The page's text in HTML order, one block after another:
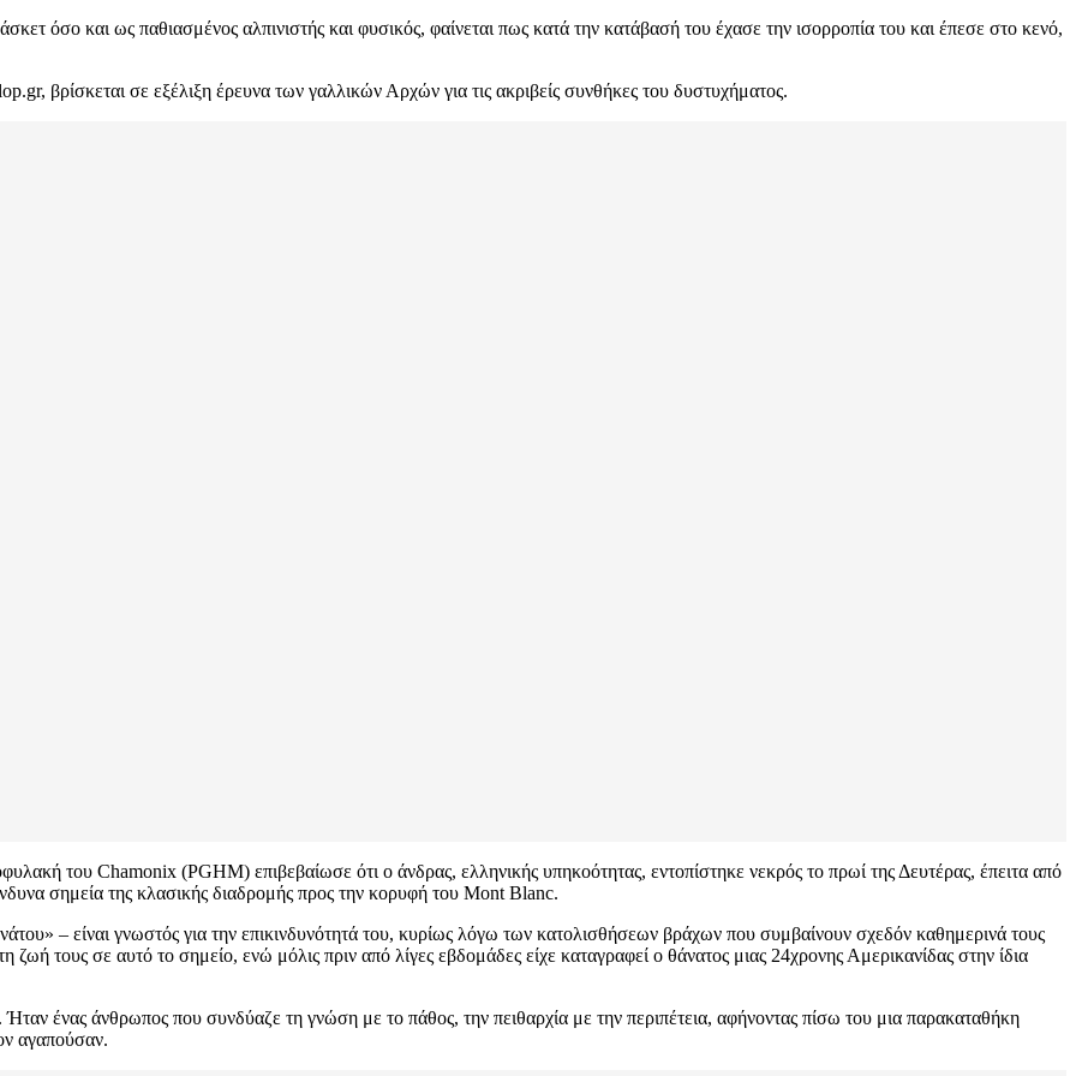
όσο και ως παθιασμένος αλπινιστής και φυσικός, φαίνεται πως κατά την κατάβασή του έχασε την ισορροπία του και έπεσε στο κενό,
βρίσκεται σε εξέλιξη έρευνα των γαλλικών Αρχών για τις ακριβείς συνθήκες του δυστυχήματος.
του Chamonix (PGHM) επιβεβαίωσε ότι ο άνδρας, ελληνικής υπηκοότητας, εντοπίστηκε νεκρός το πρωί της Δευτέρας, έπειτα από
σημεία της κλασικής διαδρομής προς την κορυφή του Mont Blanc.
– είναι γνωστός για την επικινδυνότητά του, κυρίως λόγω των κατολισθήσεων βράχων που συμβαίνουν σχεδόν καθημερινά τους
τους σε αυτό το σημείο, ενώ μόλις πριν από λίγες εβδομάδες είχε καταγραφεί ο θάνατος μιας 24χρονης Αμερικανίδας στην ίδια
ένας άνθρωπος που συνδύαζε τη γνώση με το πάθος, την πειθαρχία με την περιπέτεια, αφήνοντας πίσω του μια παρακαταθήκη
αγαπούσαν.